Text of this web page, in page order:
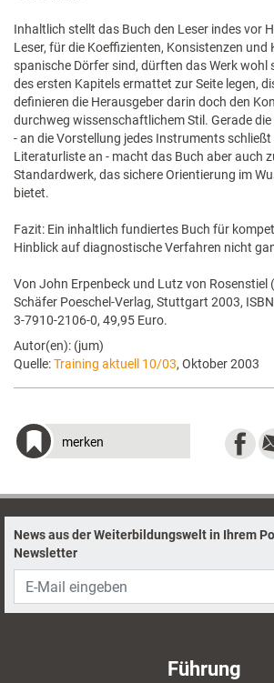
Inhaltlich stellt das Buch den Leser indes vor
Leser, für die Koeffizienten, Konsistenzen und
spanische Dörfer sind, dürften das Werk wohl
des ersten Kapitels ermattet zur Seite legen,
definieren die Herausgeber darin doch den
durchweg wissenschaftlichem Stil. Gerade
- an die Vorstellung jedes Instruments schließt
Literaturliste an - macht das Buch aber auch
Standardwerk, das sichere Orientierung im
bietet.
Fazit: Ein inhaltlich fundiertes Buch für
Hinblick auf diagnostische Verfahren nicht
Von John Erpenbeck und Lutz von Rosenstiel
Schäfer Poeschel-Verlag, Stuttgart 2003, ISBN
3-7910-2106-0, 49,95 Euro.
Autor(en): (jum)
Quelle:Training aktuell 10/03, Oktober 2003
merken
News aus der Weiterbildungswelt in Ihrem
Newsletter
Führung